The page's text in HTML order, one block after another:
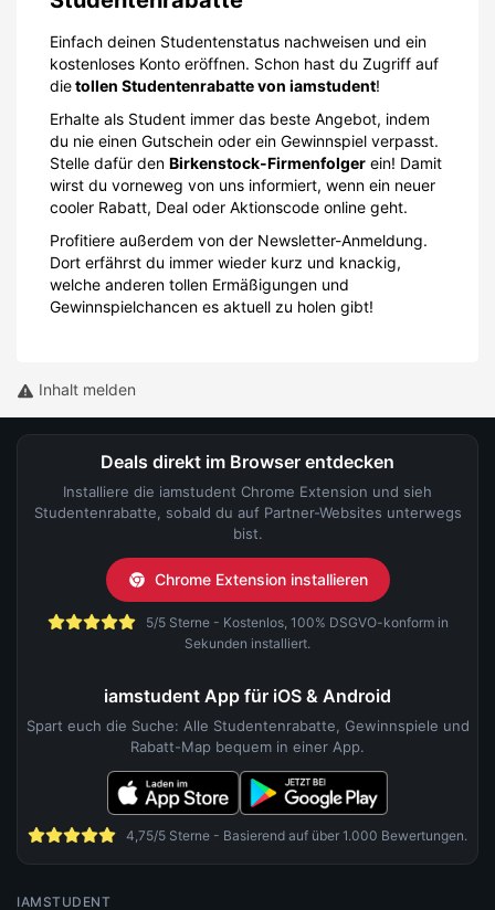
Einfach deinen Studentenstatus nachweisen und ein
kostenloses Konto eröffnen. Schon hast du Zugriff auf
dietollen Studentenrabatte von iamstudent!
Erhalte als Student immer das beste Angebot, indem
du nie einen Gutschein oder ein Gewinnspiel verpasst.
Stelle dafür den Birkenstock-Firmenfolger ein! Damit
wirst du vorneweg von uns informiert, wenn ein neuer
cooler Rabatt, Deal oder Aktionscode online geht.
Profitiere außerdem von der Newsletter-Anmeldung.
Dort erfährst du immer wieder kurz und knackig,
welche anderen tollen Ermäßigungen und
Gewinnspielchancen es aktuell zu holen gibt!
Inhalt melden
Deals direkt im Browser entdecken
Installiere die iamstudent Chrome Extension und sieh
Studentenrabatte, sobald du auf Partner-Websites unterwegs
bist.
Chrome Extension installieren
5/5 Sterne - Kostenlos, 100% DSGVO-konform in
Sekunden installiert.
iamstudent App für iOS & Android
Spart euch die Suche: Alle Studentenrabatte, Gewinnspiele und
Rabatt-Map bequem in einer App.
4,75/5 Sterne - Basierend auf über 1.000 Bewertungen.
IAMSTUDENT